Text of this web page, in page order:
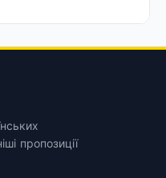
пропозиції